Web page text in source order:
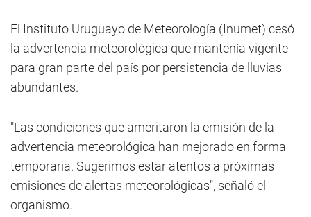
El Instituto Uruguayo de Meteorología (Inumet) cesó
la advertencia meteorológica que mantenía vigente
para gran parte del país por persistencia de lluvias
abundantes.
"Las condiciones que ameritaron la emisión de la
advertencia meteorológica han mejorado en forma
temporaria. Sugerimos estar atentos a próximas
emisiones de alertas meteorológicas", señaló el
organismo.